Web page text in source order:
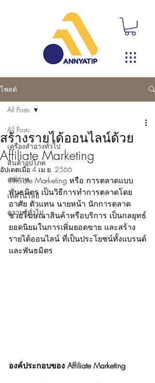
โพสต์
All Posts
เครื่องสำอางทั่วไป
สินค้าอุปโภค
สุขภาพ
เทคโนโลยี
ความรู้ทั่วไป
All Posts
สร้างรายได้ออนไลน์ด้วย
Affiliate Marketing
อัปเดตเมื่อ 4 เม.ย. 2566
Affiliate Marketing หรือ การตลาดแบบ
พันธมิตร เป็นวิธีการทำการตลาดโดย
อาศัย ตัวแทน นายหน้า นักการตลาด
ช่วยโฆษณาสินค้าหรือบริการ เป็นกลยุทธ์
ยอดนิยมในการเพิ่มยอดขาย และสร้าง
รายได้ออนไลน์ ที่เป็นประโยชน์ทั้งแบรนด์
และพันธมิตร
องค์ประกอบของ Affiliate Marketing